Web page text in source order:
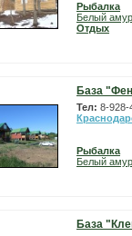
Рыбалка
Белый амур
Отдых
База
Тел: 8-928-
Рыбалка
Белый амур
База